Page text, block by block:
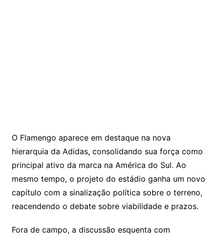
O Flamengo aparece em destaque na nova
hierarquia da Adidas, consolidando sua força como
principal ativo da marca na América do Sul. Ao
mesmo tempo, o projeto do estádio ganha um novo
capítulo com a sinalização política sobre o terreno,
reacendendo o debate sobre viabilidade e prazos.
Fora de campo, a discussão esquenta com